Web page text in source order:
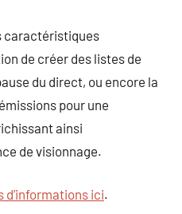
caractéristiques
de créer des listes de
du direct, ou encore la
pour une
ainsi
de visionnage.
d’informations ici.